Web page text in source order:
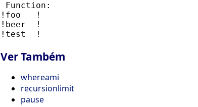
Function:
!foo   !
!beer  !
Ver Também
whereami
recursionlimit
pause